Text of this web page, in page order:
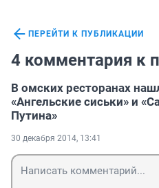
ПЕРЕЙТИ К ПУБЛИКАЦИИ
4 комментария к
В омских ресторанах
«Ангельские сиськи» и
Путина»
30 декабря 2014, 13:41